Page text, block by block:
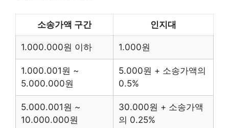
소송가액 구간 인지대
1.000.000원 이하 1.000원
1.000.001원 ~
5.000.000원
5.000원 + 소송가액의
0.5%
5.000.001원 ~
10.000.000원
30.000원 + 소송가액
의 0.25%